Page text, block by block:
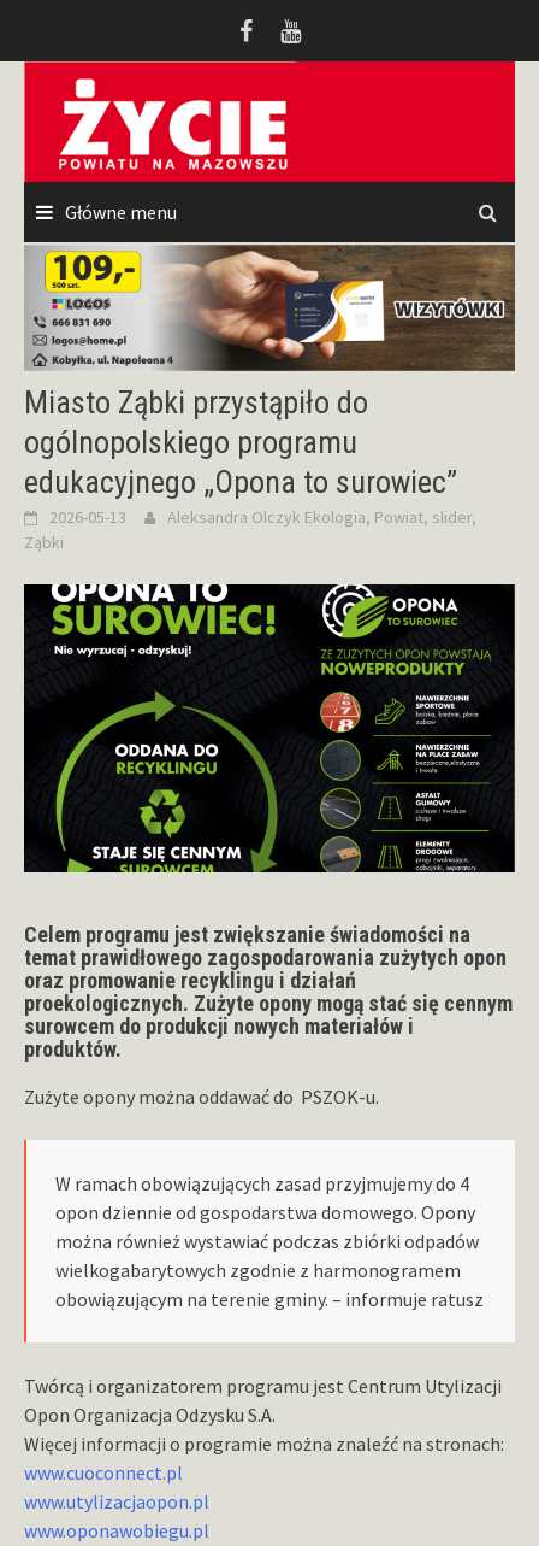
Główne menu
Miasto Ząbki przystąpiło do
ogólnopolskiego programu
edukacyjnego „Opona to surowiec”
2026-05-13 Aleksandra Olczyk Ekologia, Powiat, slider,
Ząbki
Celem programu jest zwiększanie świadomości na
temat prawidłowego zagospodarowania zużytych opon
oraz promowanie recyklingu i działań
proekologicznych. Zużyte opony mogą stać się cennym
surowcem do produkcji nowych materiałów i
produktów.
Zużyte opony można oddawać do PSZOK-u.
W ramach obowiązujących zasad przyjmujemy do 4
opon dziennie od gospodarstwa domowego. Opony
można również wystawiać podczas zbiórki odpadów
wielkogabarytowych zgodnie z harmonogramem
obowiązującym na terenie gminy. – informuje ratusz
Twórcą i organizatorem programu jest Centrum Utylizacji
Opon Organizacja Odzysku S.A.
Więcej informacji o programie można znaleźć na stronach:
www.cuoconnect.pl
www.utylizacjaopon.pl
www.oponawobiegu.pl